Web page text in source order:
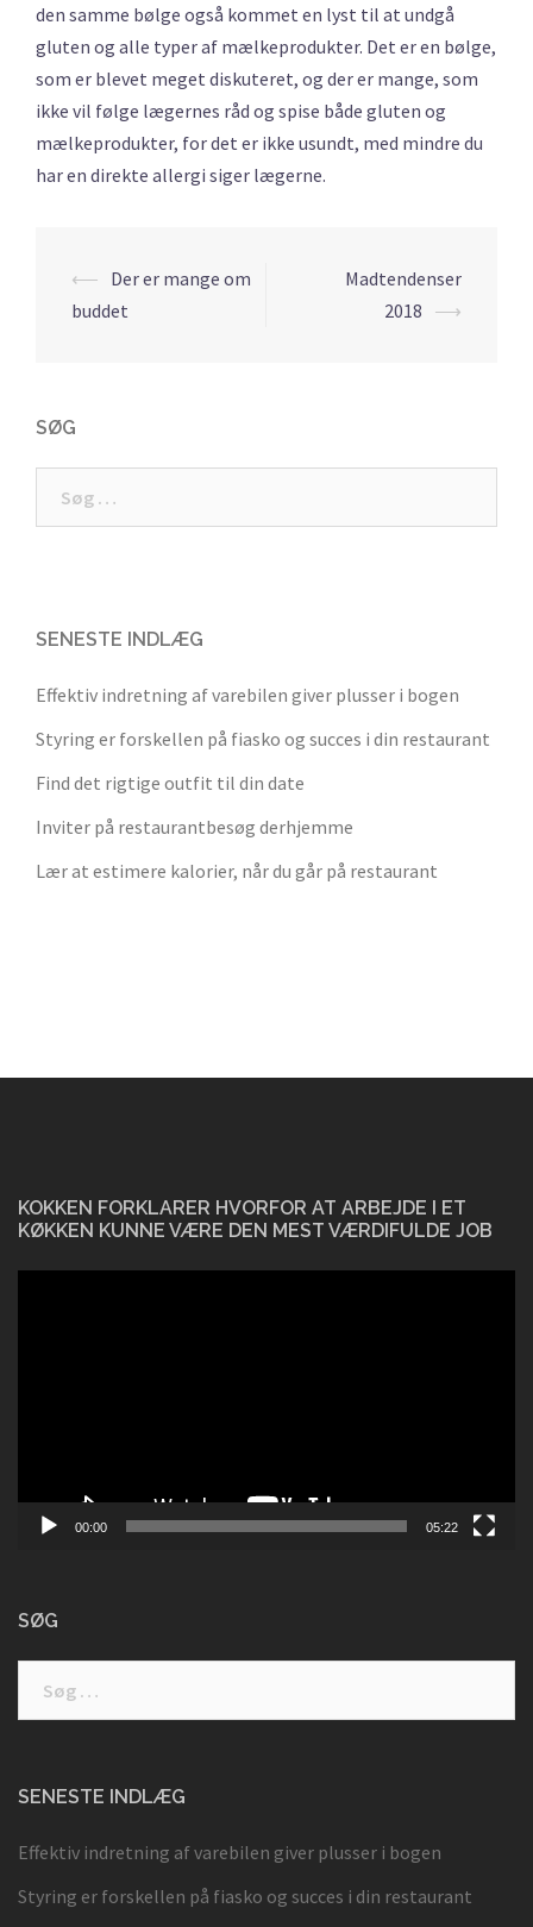
den samme bølge også kommet en lyst til at undgå
gluten og alle typer af mælkeprodukter. Det er en bølge,
som er blevet meget diskuteret, og der er mange, som
ikke vil følge lægernes råd og spise både gluten og
mælkeprodukter, for det er ikke usundt, med mindre du
har en direkte allergi siger lægerne.
Post
navigation
⟵ Der er mange om
buddet
Madtendenser
2018 ⟶
SØG
SENESTE INDLÆG
Effektiv indretning af varebilen giver plusser i bogen
Styring er forskellen på fiasko og succes i din restaurant
Find det rigtige outfit til din date
Inviter på restaurantbesøg derhjemme
Lær at estimere kalorier, når du går på restaurant
KOKKEN FORKLARER HVORFOR AT ARBEJDE I ET
KØKKEN KUNNE VÆRE DEN MEST VÆRDIFULDE JOB
00:00 05:22
SØG
SENESTE INDLÆG
Effektiv indretning af varebilen giver plusser i bogen
Styring er forskellen på fiasko og succes i din restaurant